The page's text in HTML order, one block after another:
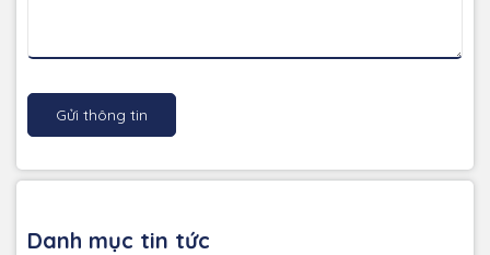
Gửi thông tin
Danh mục tin tức